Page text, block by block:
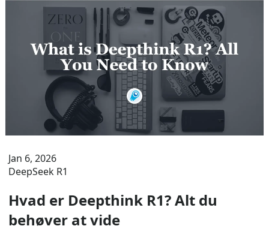
Jan 6, 2026
DeepSeek R1
Hvad er Deepthink R1? Alt du
behøver at vide